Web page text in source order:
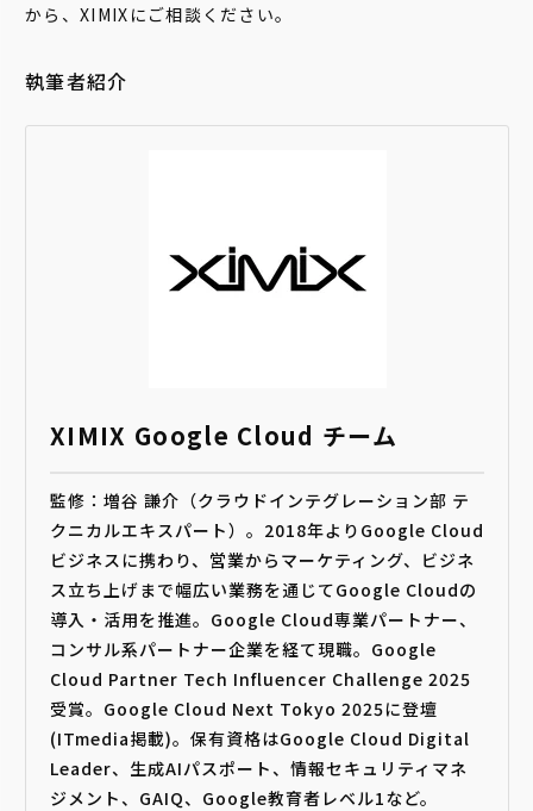
から、XIMIXにご相談ください。
執筆者紹介
XIMIX Google Cloud チーム
監修：増谷 謙介（クラウドインテグレーション部 テ
クニカルエキスパート）。2018年よりGoogle Cloud
ビジネスに携わり、営業からマーケティング、ビジネ
ス立ち上げまで幅広い業務を通じてGoogle Cloudの
導入・活用を推進。Google Cloud専業パートナー、
コンサル系パートナー企業を経て現職。Google
Cloud Partner Tech Influencer Challenge 2025
受賞。Google Cloud Next Tokyo 2025に登壇
(ITmedia掲載)。保有資格はGoogle Cloud Digital
Leader、生成AIパスポート、情報セキュリティマネ
ジメント、GAIQ、Google教育者レベル1など。